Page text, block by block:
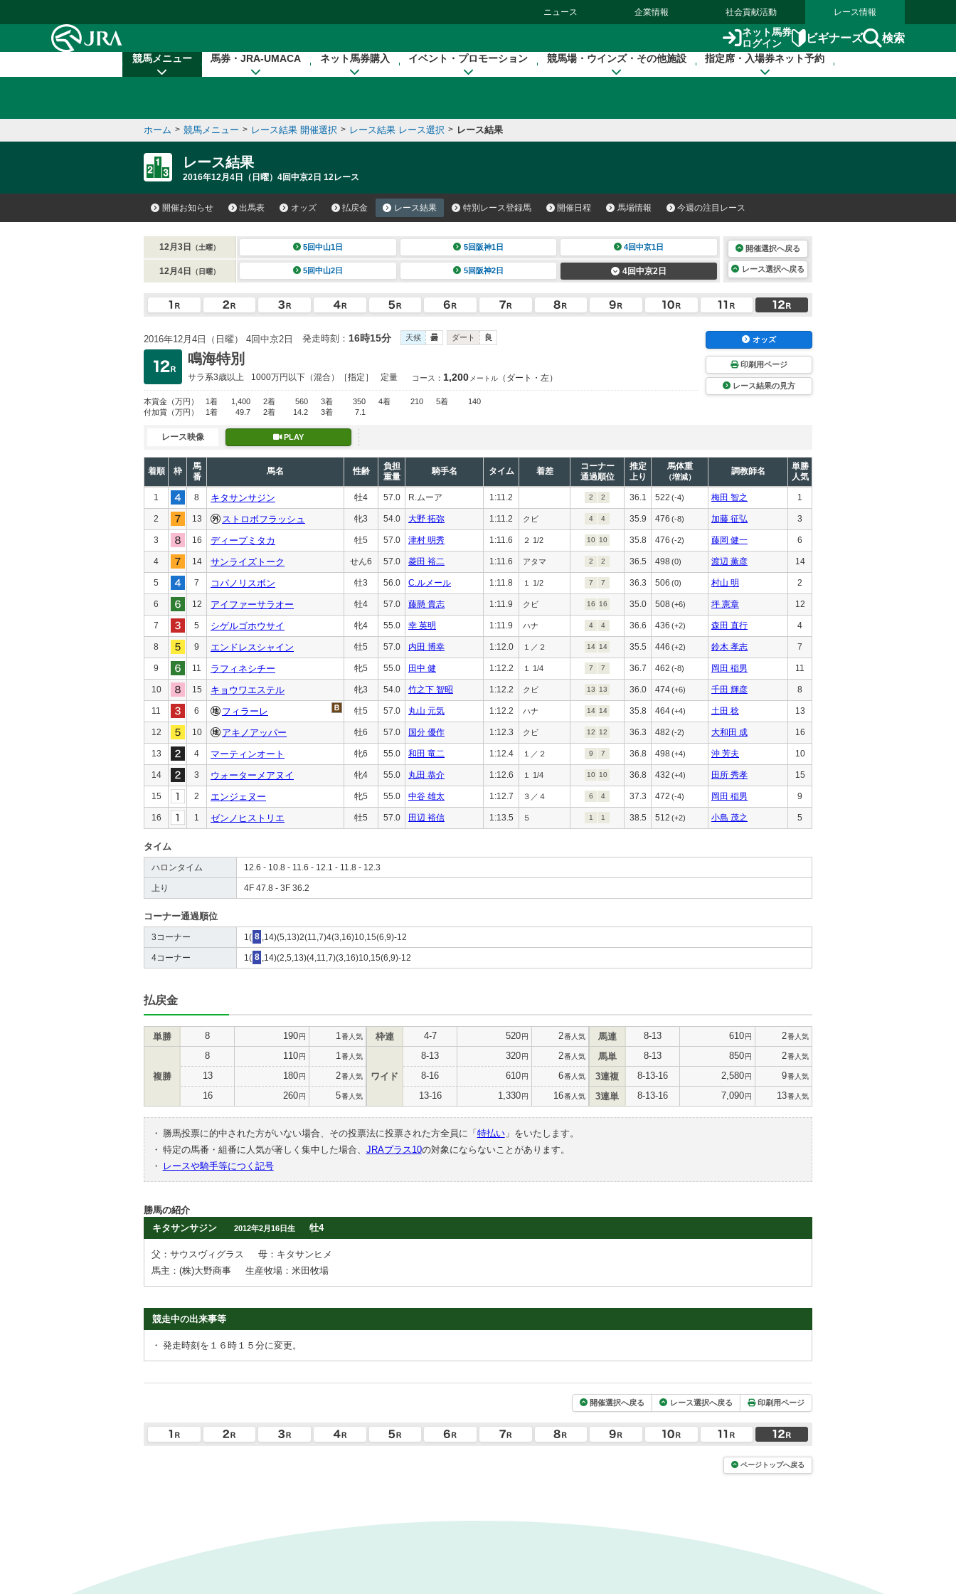
ニュース 企業情報 社会貢献活動 レース情報
ネット馬券
ログイン
ビギナーズ 検索
競馬メニュー 馬券・JRA-UMACA ネット馬券購入 イベント・プロモーション 競馬場・ウインズ・その他施設 指定席・入場券ネット予約
ホーム > 競馬メニュー > レース結果 開催選択 > レース結果 レース選択 > レース結果
レース結果
2016年12月4日（日曜）4回中京2日 12レース
開催お知らせ 出馬表 オッズ 払戻金 レース結果 特別レース登録馬 開催日程 馬場情報 今週の注目レース
12月3日 （土曜） 5回中山1日 5回阪神1日 4回中京1日
12月4日 （日曜） 5回中山2日 5回阪神2日 4回中京2日
開催選択へ戻る
レース選択へ戻る
2016年12月4日（日曜） 4回中京2日 発走時刻： 16時15分 天候 曇 ダート 良
鳴海特別
サラ系3歳以上 1000万円以下 （混合）［指定］ 定量 コース： 1,200 メートル （ダート・左）
本賞金 （万円） 1着 1,400 2着 560 3着 350 4着 210 5着
140
付加賞 （万円） 1着 49.7 2着 14.2 3着 7.1
オッズ
印刷用ページ
レース結果の見方
レース映像 PLAY
着順 枠
馬
番
馬名 性齢
負担
重量
騎手名 タイム 着差
コーナー
通過順位
推定
上り
馬体重
（増減）
調教師名
単勝
人気
1 8 キタサンサジン 牡4 57.0 R.ムーア 1:11.2 2 2 36.1 522 (-4) 梅田 智之 1
2 13 ストロボフラッシュ 牝3 54.0 大野 拓弥 1:11.2 クビ 4 4 35.9 476 (-8) 加藤 征弘 3
3 16 ディープミタカ 牡5 57.0 津村 明秀 1:11.6 ２ 1/2 10 10 35.8 476 (-2) 藤岡 健一 6
4 14 サンライズトーク せん6 57.0 菱田 裕二 1:11.6 アタマ 2 2 36.5 498 (0) 渡辺 薫彦 14
5 7 コパノリスボン 牡3 56.0 C.ルメール 1:11.8 １ 1/2 7 7 36.3 506 (0) 村山 明 2
6 12 アイファーサラオー 牡4 57.0 藤懸 貴志 1:11.9 クビ 16 16 35.0 508 (+6) 坪 憲章 12
7 5 シゲルゴホウサイ 牝4 55.0 幸 英明 1:11.9 ハナ 4 4 36.6 436 (+2) 森田 直行 4
8 9 エンドレスシャイン 牡5 57.0 内田 博幸 1:12.0 １／２ 14 14 35.5 446 (+2) 鈴木 孝志 7
9 11 ラフィネシチー 牝5 55.0 田中 健 1:12.2 １ 1/4 7 7 36.7 462 (-8) 岡田 稲男 11
10 15 キョウワエステル 牝3 54.0 竹之下 智昭 1:12.2 クビ 13 13 36.0 474(+6) 千田 輝彦 8
11 6 フィラーレ 牡5 57.0 丸山 元気 1:12.2 ハナ 14 14 35.8 464(+4) 土田 稔 13
12 10 アキノアッパー 牡6 57.0 国分 優作 1:12.3 クビ 12 12 36.3 482 (-2) 大和田 成 16
13 4 マーティンオート 牝6 55.0 和田 竜二 1:12.4 １／２ 9 7 36.8 498(+4) 沖 芳夫 10
14 3 ウォーターメアヌイ 牝4 55.0 丸田 恭介 1:12.6 １ 1/4 10 10 36.8 432 (+4) 田所 秀孝 15
15 2 エンジェヌー 牝5 55.0 中谷 雄太 1:12.7 ３／４ 6 4 37.3 472 (-4) 岡田 稲男 9
16 1 ゼンノヒストリエ 牡5 57.0 田辺 裕信 1:13.5 ５ 1 1 38.5 512 (+2) 小島 茂之 5
タイム
ハロンタイム 12.6 - 10.8 - 11.6 - 12.1 - 11.8 - 12.3
上り 4F 47.8 - 3F 36.2
コーナー通過順位
3コーナー 1( 8 ,14)(5,13)2(11,7)4(3,16)10,15(6,9)-12
4コーナー 1( 8 ,14)(2,5,13)(4,11,7)(3,16)10,15(6,9)-12
払戻金
単勝 8 190円 1 番人気
複勝
8 110円 1 番人気
13 180円 2番人気
16 260円 5番人気
枠連 4-7 520円 2番人気
ワイド
8-13 320円 2番人気
8-16 610円 6番人気
13-16 1,330円 16番人気
馬連 8-13 610円 2番人気
馬単 8-13 850円 2番人気
3連複 8-13-16 2,580円 9番人気
3連単 8-13-16 7,090円 13番人気
・ 勝馬投票に的中された方がいない場合、その投票法に投票された方全員に「 特払い」をいたします。
・ 特定の馬番・組番に人気が著しく集中した場合、 JRAプラス10の対象にならないことがあります。
・
レースや騎手等につく記号
勝馬の紹介
キタサンサジン
2012年2月16日生 牡4
父：サウスヴィグラス
母：キタサンヒメ
馬主：(株)大野商事
生産牧場：米田牧場
競走中の出来事等
・ 発走時刻を１６時１５分に変更。
開催選択へ戻る レース選択へ戻る 印刷用ページ
ページトップへ戻る